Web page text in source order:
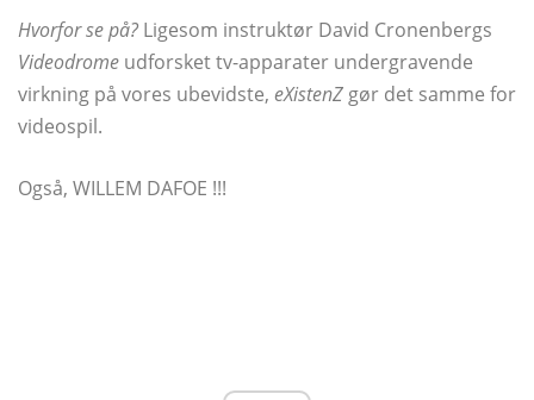
Hvorfor se på? Ligesom instruktør David Cronenbergs
Videodrome udforsket tv-apparater undergravende
virkning på vores ubevidste, eXistenZ gør det samme for
videospil.
Også, WILLEM DAFOE !!!